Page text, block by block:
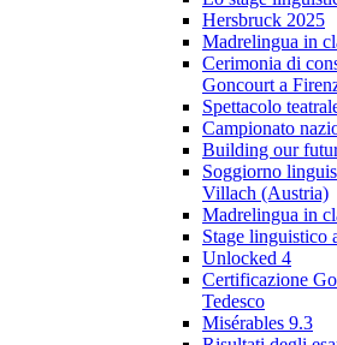
Hersbruck 2025
Madrelingua in
Cerimonia di
Goncourt a
Spettacolo
Campionato
Building our
Soggiorno
Villach (Austria)
Madrelingua in
Stage linguistico
Unlocked 4
Certificazione
Tedesco
Misérables 9.3